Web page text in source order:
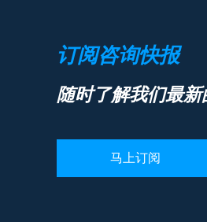
订阅咨询快报
随时了解我们最新
马上订阅